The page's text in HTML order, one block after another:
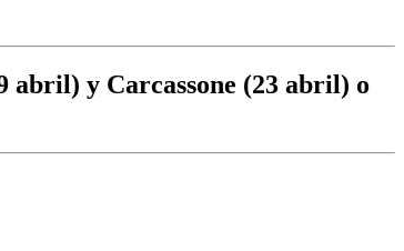
abril) y Carcassone (23 abril) o